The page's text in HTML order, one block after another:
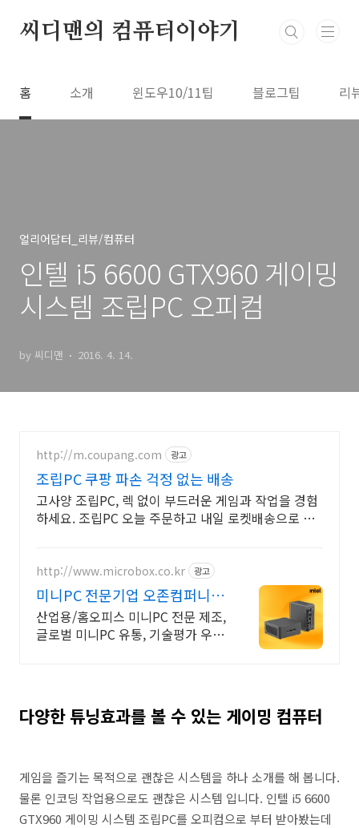
씨디맨의 컴퓨터이야기
홈 소개 윈도우10/11팁 블로그팁 리
얼리어답터_리뷰/컴퓨터
인텔 i5 6600 GTX960 게이밍
시스템 조립PC 오피컴
by 씨디맨 2016. 4. 14.
http://m.coupang.com 광고
조립PC 쿠팡 파손 걱정 없는 배송
고사양 조립PC, 렉 없이 부드러운 게임과 작업을 경험
하세요. 조립PC 오늘 주문하고 내일 로켓배송으로 빠
http://www.microbox.co.kr 광고
미니PC 전문기업 오존컴퍼니
글로벌 미니PC 제조 No1
산업용/홈오피스 미니PC 전문 제조,
글로벌 미니PC 유통, 기술평가 우수
다양한 튜닝효과를 볼 수 있는 게이밍 컴퓨터
게임을 즐기는 목적으로 괜찮은 시스템을 하나 소개를 해 봅니다.
물론 인코딩 작업용으로도 괜찮은 시스템 입니다. 인텔 i5 6600
GTX960 게이밍 시스템 조립PC를 오피컴으로 부터 받아봤는데